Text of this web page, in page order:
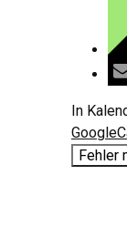
In
Fehler